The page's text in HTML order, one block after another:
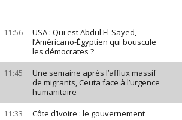
11:56
USA : Qui est Abdul El-Sayed,
l’Américano-Égyptien qui bouscule
les démocrates ?
11:45
Une semaine après l’afflux massif
de migrants, Ceuta face à l’urgence
humanitaire
11:33
Côte d’Ivoire : le gouvernement